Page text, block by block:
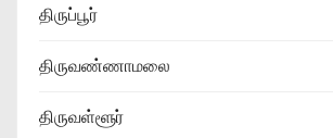
திருப்பூர்
திருவண்ணாமலை
திருவள்ளூர்